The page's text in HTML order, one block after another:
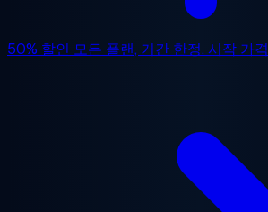
50% 할인 모든 플랜, 기간 한정. 시작 가격